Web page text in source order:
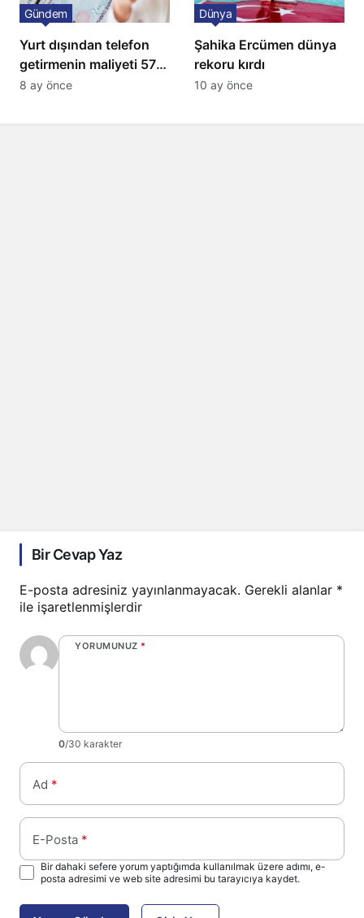
Yurt dışından telefon
getirmenin maliyeti 57
bin lira oldu
Gündem
8 ay önce
Şahika Ercümen dünya
rekoru kırdı
Dünya
10 ay önce
Bir Cevap Yaz
E-posta adresiniz yayınlanmayacak. Gerekli alanlar *
ile işaretlenmişlerdir
YORUMUNUZ *
0/30 karakter
Ad *
E-Posta *
Bir dahaki sefere yorum yaptığımda kullanılmak üzere adımı, e-
posta adresimi ve web site adresimi bu tarayıcıya kaydet.